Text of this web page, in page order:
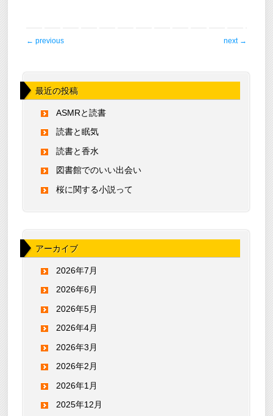
post navigation
← previous next →
最近の投稿
ASMRと読書
読書と眠気
読書と香水
図書館でのいい出会い
桜に関する小説って
アーカイブ
2026年7月
2026年6月
2026年5月
2026年4月
2026年3月
2026年2月
2026年1月
2025年12月